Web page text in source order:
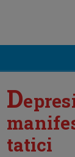
D
tatici